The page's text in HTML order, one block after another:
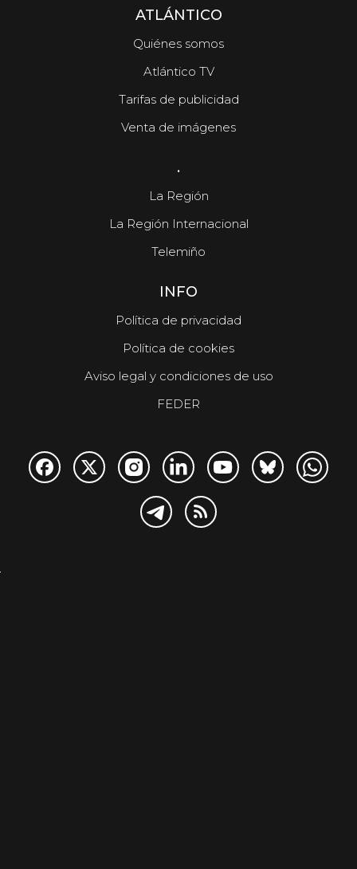
ATLÁNTICO
Quiénes somos
Atlántico TV
Tarifas de publicidad
Venta de imágenes
.
La Región
La Región Internacional
Telemiño
INFO
Política de privacidad
Política de cookies
Aviso legal y condiciones de uso
FEDER